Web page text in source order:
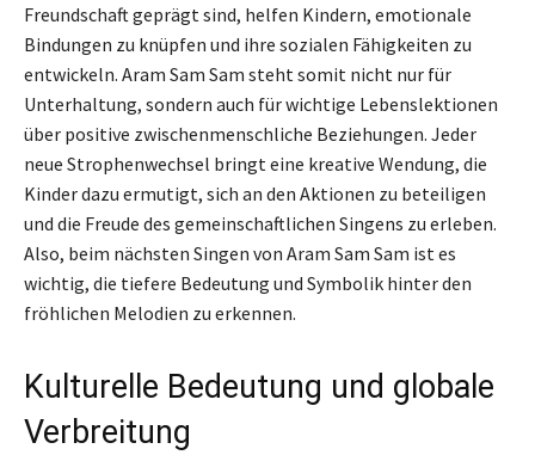
Freundschaft geprägt sind, helfen Kindern, emotionale
Bindungen zu knüpfen und ihre sozialen Fähigkeiten zu
entwickeln. Aram Sam Sam steht somit nicht nur für
Unterhaltung, sondern auch für wichtige Lebenslektionen
über positive zwischenmenschliche Beziehungen. Jeder
neue Strophenwechsel bringt eine kreative Wendung, die
Kinder dazu ermutigt, sich an den Aktionen zu beteiligen
und die Freude des gemeinschaftlichen Singens zu erleben.
Also, beim nächsten Singen von Aram Sam Sam ist es
wichtig, die tiefere Bedeutung und Symbolik hinter den
fröhlichen Melodien zu erkennen.
Kulturelle Bedeutung und globale
Verbreitung